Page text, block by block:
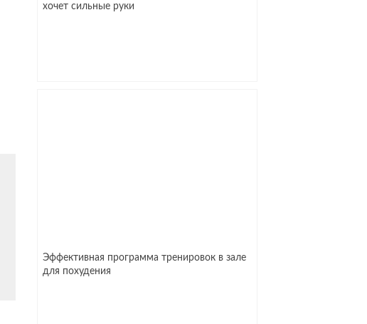
хочет сильные руки
Эффективная программа тренировок в зале
для похудения